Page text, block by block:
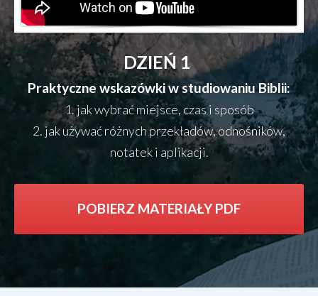
DZIEŃ 1
Praktyczne wskazówki w studiowaniu Biblii:
1. jak wybrać miejsce, czas i sposób
2. jak używać różnych przekładów, odnośników,
notatek i aplikacji.
POBIERZ MATERIAŁY PDF